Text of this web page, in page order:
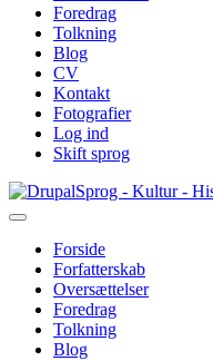
Foredrag
Tolkning
Blog
CV
Kontakt
Fotografier
Log ind
Skift sprog
Gå
til
Sprog - Kultur -
Primær
navigation
Forside
Forfatterskab
Oversættelser
Foredrag
Tolkning
Blog